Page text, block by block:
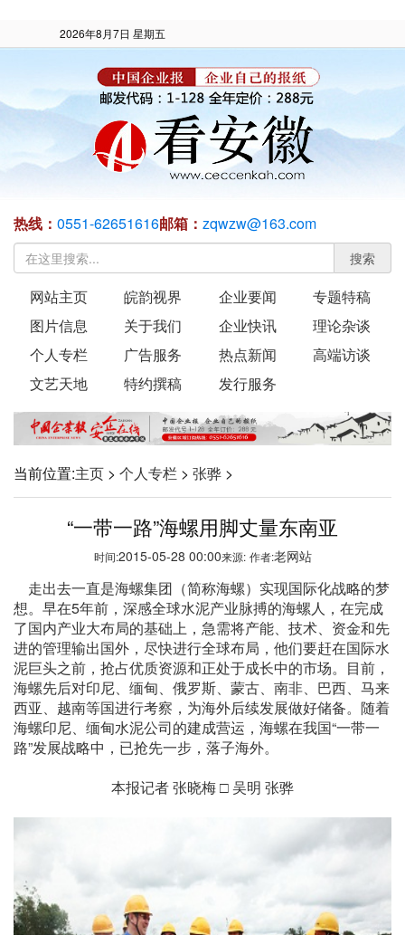
2026年8月7日 星期五
热线： 0551-62651616邮箱： zqwzw@163.com
搜索
网站主页 皖韵视界 企业要闻
专题特稿
图片信息
关于我们 企业快讯
理论杂谈
个人专栏
广告服务 热点新闻
高端访谈
文艺天地
特约撰稿 发行服务
当前位置:主页 > 个人专栏 > 张骅 >
“一带一路”海螺用脚丈量东南亚
时间:2015-05-28 00:00来源: 作者:老网站
走出去一直是海螺集团（简称海螺）实现国际化战略的梦
想。早在5年前，深感全球水泥产业脉搏的海螺人，在完成
了国内产业大布局的基础上，急需将产能、技术、资金和先
进的管理输出国外，尽快进行全球布局，他们要赶在国际水
泥巨头之前，抢占优质资源和正处于成长中的市场。目前，
海螺先后对印尼、缅甸、俄罗斯、蒙古、南非、巴西、马来
西亚、越南等国进行考察，为海外后续发展做好储备。随着
海螺印尼、缅甸水泥公司的建成营运，海螺在我国“一带一
路”发展战略中，已抢先一步，落子海外。
本报记者 张晓梅 □ 吴明 张骅